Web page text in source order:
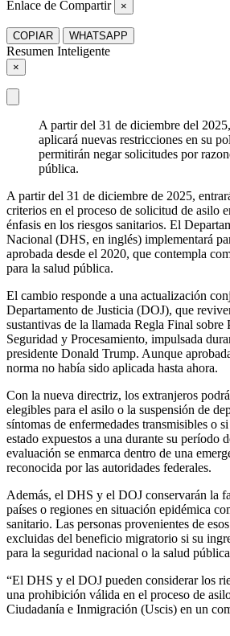
Enlace de Compartir ×
COPIAR WHATSAPP
Resumen Inteligente
×
A partir del 31 de diciembre del
aplicará nuevas restricciones en su
permitirán negar solicitudes por
pública.
A partir del 31 de diciembre de 2025,
criterios en el proceso de solicitud de asilo
énfasis en los riesgos sanitarios. El
Nacional (DHS, en inglés) implementará
aprobada desde el 2020, que contempla
para la salud pública.
El cambio responde a una actualización
Departamento de Justicia (DOJ), que
sustantivas de la llamada Regla Final sobre
Seguridad y Procesamiento, impulsada
presidente Donald Trump. Aunque
norma no había sido aplicada hasta ahora.
Con la nueva directriz, los extranjeros
elegibles para el asilo o la suspensión de
síntomas de enfermedades transmisibles o
estado expuestos a una durante su período
evaluación se enmarca dentro de una
reconocida por las autoridades federales.
Además, el DHS y el DOJ conservarán la
países o regiones en situación epidémica
sanitario. Las personas provenientes de
excluidas del beneficio migratorio si su
para la seguridad nacional o la salud
“El DHS y el DOJ pueden considerar los
una prohibición válida en el proceso de
Ciudadanía e Inmigración (Uscis) en un